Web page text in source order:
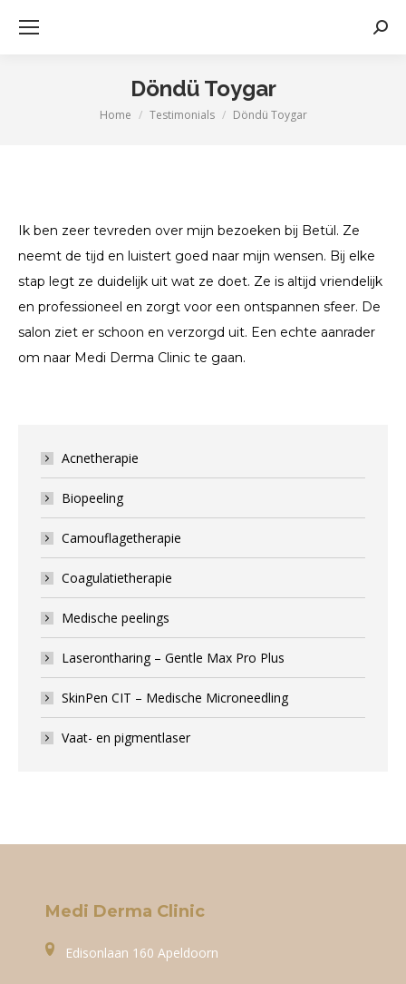
Döndü Toygar
Je bent hier:
Home Testimonials Döndü Toygar
Ik ben zeer tevreden over mijn bezoeken bij Betül. Ze
neemt de tijd en luistert goed naar mijn wensen. Bij elke
stap legt ze duidelijk uit wat ze doet. Ze is altijd vriendelijk
en professioneel en zorgt voor een ontspannen sfeer. De
salon ziet er schoon en verzorgd uit. Een echte aanrader
om naar Medi Derma Clinic te gaan.
Acnetherapie
Biopeeling
Camouflagetherapie
Coagulatietherapie
Medische peelings
Laserontharing – Gentle Max Pro Plus
SkinPen CIT – Medische Microneedling
Vaat- en pigmentlaser
Medi Derma Clinic
Edisonlaan 160 Apeldoorn